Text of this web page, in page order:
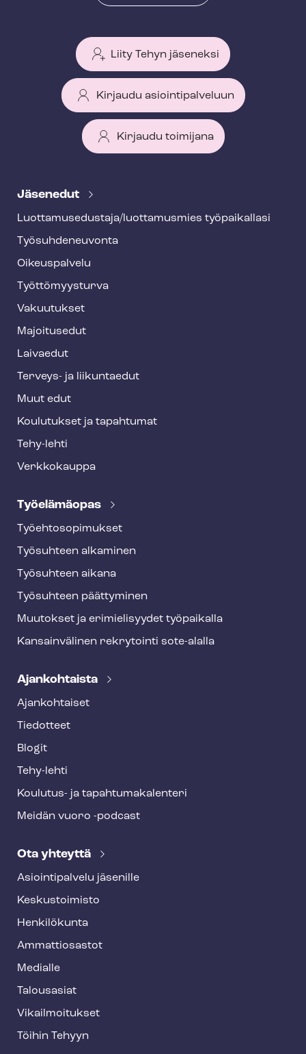
Liity Tehyn jäseneksi
Kirjaudu asiointipalveluun
Kirjaudu toimijana
e
f
o
o
t
e
Jäsenedut
Luot­ta­muse­dus­ta­ja/luottamusmies työpaikallasi
Työ­suh­de­neu­von­ta
Oikeuspalvelu
Työt­tö­myys­tur­va
Vakuutukset
Majoitusedut
Laivaedut
Terveys- ja liikuntaedut
Muut edut
Koulutukset ja tapahtumat
Tehy-lehti
Verkkokauppa
Työelämäopas
Työ­eh­to­so­pi­muk­set
Työsuhteen alkaminen
Työsuhteen aikana
Työsuhteen päättyminen
Muutokset ja erimielisyydet työpaikalla
Kansainvälinen rekrytointi sote-alalla
Ajankohtaista
Ajankohtaiset
Tiedotteet
Blogit
Tehy-lehti
Koulutus- ja ta­pah­tu­ma­ka­len­te­ri
Meidän vuoro -podcast
Ota yhteyttä
Asioin­ti­pal­ve­lu jäsenille
Keskustoimisto
Henkilökunta
Ammattiosastot
Medialle
Talousasiat
Vi­kail­moi­tuk­set
Töihin Tehyyn